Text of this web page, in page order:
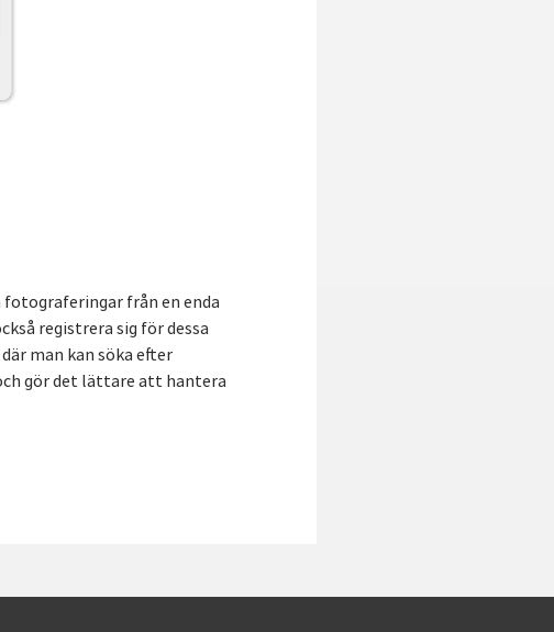
från en enda
registrera sig för dessa
man kan söka efter
gör det lättare att hantera